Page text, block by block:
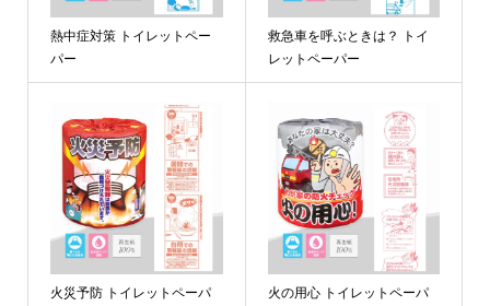
熱中症対策 トイレットペー
パー
救急車を呼ぶときは？ トイ
レットペーパー
火災予防 トイレットペーパ
火の用心 トイレットペーパ